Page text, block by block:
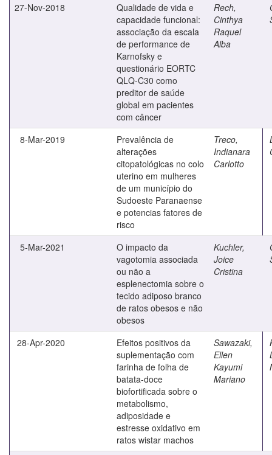
27-Nov-2018
Qualidade de vida e
capacidade funcional:
associação da escala
de performance de
Karnofsky e
questionário EORTC
QLQ-C30 como
preditor de saúde
global em pacientes
com câncer
Rech,
Cinthya
Raquel
Alba
8-Mar-2019
Prevalência de
alterações
citopatológicas no colo
uterino em mulheres
de um município do
Sudoeste Paranaense
e potencias fatores de
risco
Treco,
Indianara
Carlotto
5-Mar-2021
O impacto da
vagotomia associada
ou não a
esplenectomia sobre o
tecido adiposo branco
de ratos obesos e não
obesos
Kuchler,
Joice
Cristina
28-Apr-2020
Efeitos positivos da
suplementação com
farinha de folha de
batata-doce
biofortificada sobre o
metabolismo,
adiposidade e
estresse oxidativo em
ratos wistar machos
Sawazaki,
Ellen
Kayumi
Mariano